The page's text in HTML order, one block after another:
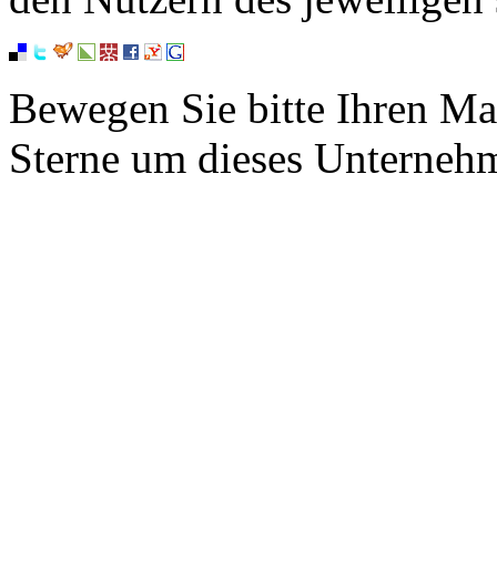
Bewegen Sie bitte Ihren
Sterne um dieses